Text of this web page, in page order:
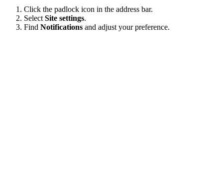
Click the padlock icon in the address bar.
Select Site settings.
Find Notifications and adjust your preference.